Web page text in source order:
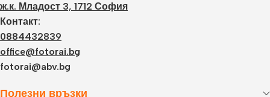
ж.к. Младост 3, 1712 София
Контакт:
0884432839
office@fotorai.bg
fotorai@abv.bg
Полезни връзки